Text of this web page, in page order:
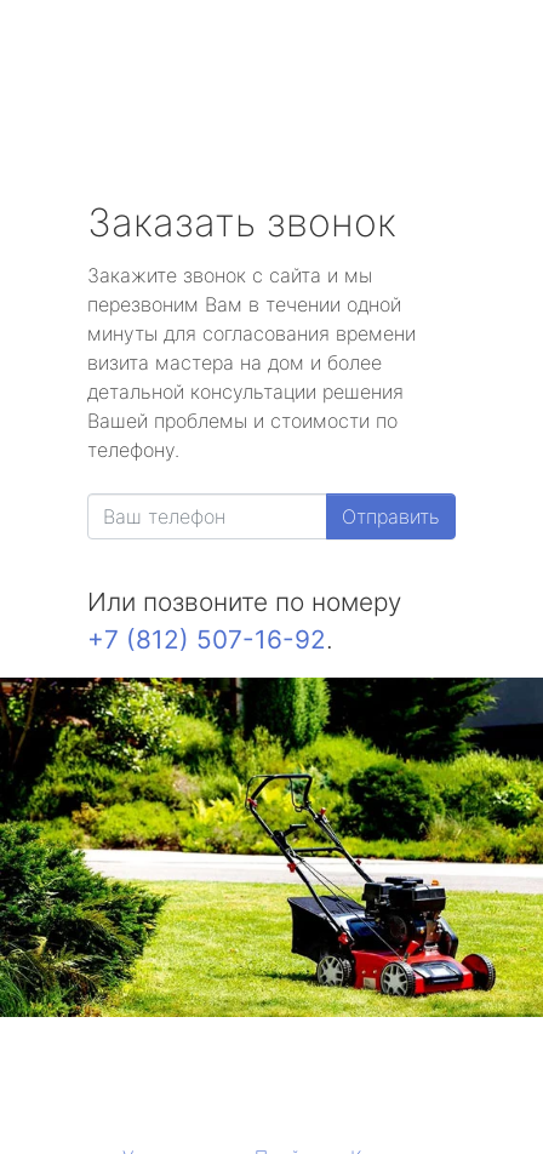
Заказать звонок
Закажите звонок с сайта и мы
перезвоним Вам в течении одной
минуты для согласования времени
визита мастера на дом и более
детальной консультации решения
Вашей проблемы и стоимости по
телефону.
Отправить
Или позвоните по номеру
+7 (812) 507-16-92.